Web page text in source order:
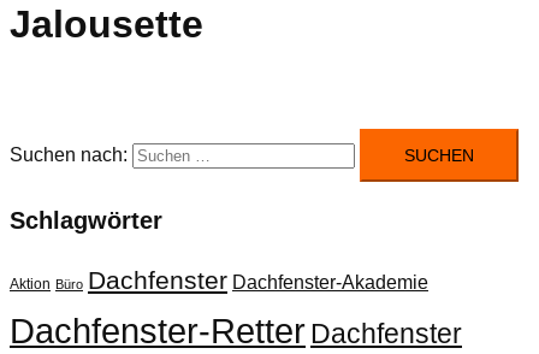
Jalousette
Suchen nach:
Schlagwörter
Aktion Büro Dachfenster Dachfenster-Akademie
Dachfenster-RetterDachfenster